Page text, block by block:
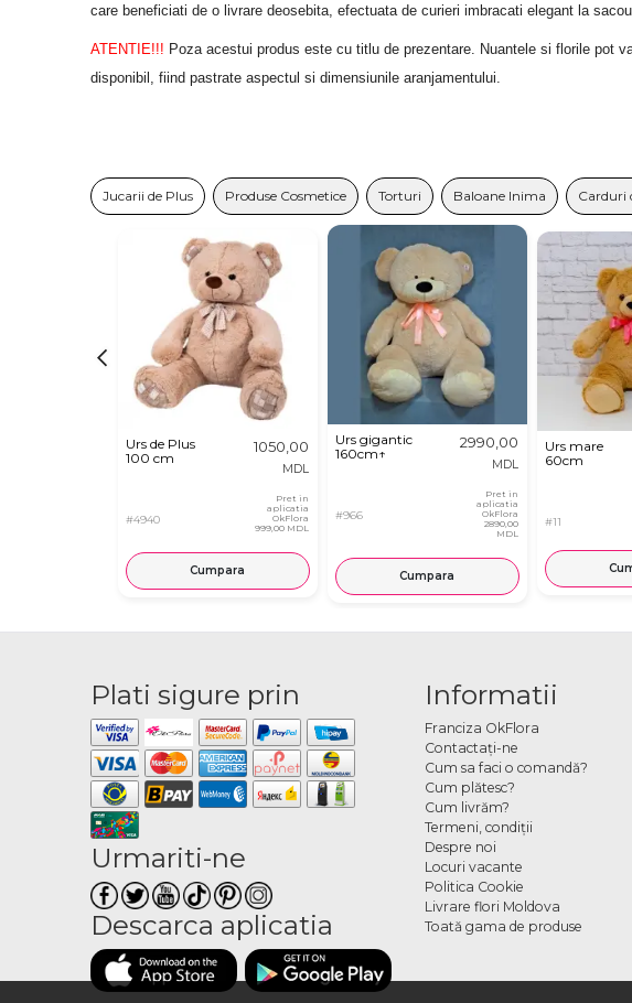
care beneficiati de o livrare deosebita, efectuata de curieri imbracati elegant la
ATENTIE!!! Poza acestui produs este cu titlu de prezentare. Nuantele si florile pot
disponibil, fiind pastrate aspectul si dimensiunile aranjamentului.
Jucarii de Plus Produse Cosmetice Torturi Baloane Inima Carduri
Urs de Plus
100 cm
#4940
1050,00
MDL
Pret in
aplicatia
OkFlora
999,00 MDL
Cumpara
Urs gigantic
160cm↑
#966
2990,00
MDL
Pret in
aplicatia
OkFlora
2890,00
MDL
Cumpara
Urs mare
60cm
#11
Plati sigure prin
Urmariti-ne
Descarca aplicatia
Informatii
Franciza OkFlora
Contactaţi-ne
Cum sa faci o comandă?
Cum plătesc?
Cum livrăm?
Termeni, condiţii
Despre noi
Locuri vacante
Politica Cookie
Livrare flori Moldova
Toată gama de produse